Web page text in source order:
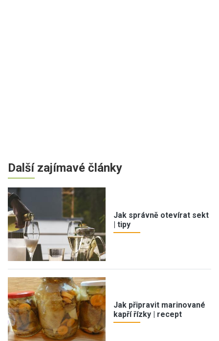
Další zajímavé články
Jak správně otevírat sekt
| tipy
Jak připravit marinované
kapří řízky | recept